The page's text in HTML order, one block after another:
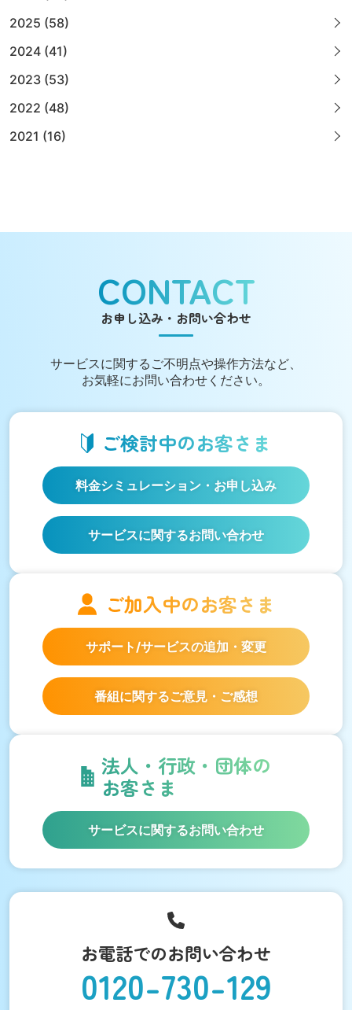
2025 (58)
2024 (41)
2023 (53)
2022 (48)
2021 (16)
CONTACT
お申し込み・お問い合わせ
サービスに関する ご不明点や操作方法など、
お気軽にお問い合わせください。
ご検討中のお客さま
料金シミュレーション ・お申し込み
サービスに関するお問い合わせ
ご加入中のお客さま
サポート/サービスの追加・変更
番組に関するご意見・ご感想
法人・行政・団体の
お客さま
サービスに関するお問い合わせ
お電話でのお問い合わせ
0120-730-129